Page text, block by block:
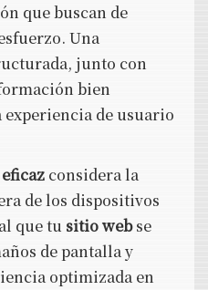
que buscan de
Una
junto con
bien
experiencia de usuario
considera la
de los dispositivos
que tu sitio webse
de pantalla y
optimizada en